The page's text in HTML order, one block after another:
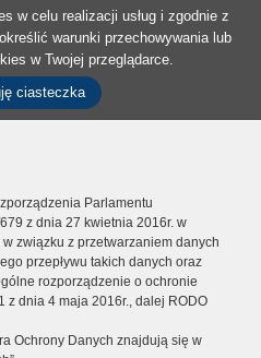
w celu realizacji usług i zgodnie z
warunki przechowywania lub
w Twojej przeglądarce.
ciasteczka
Parlamentu
z dnia 27 kwietnia 2016r. w
związku z przetwarzaniem danych
przepływu takich danych oraz
rozporządzenie o ochronie
z dnia 4 maja 2016r., dalej RODO
Ochrony Danych znajdują się w